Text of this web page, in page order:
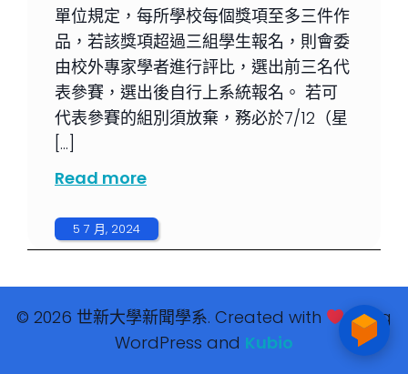
單位規定，每所學校每個獎項至多三件作
品，若該獎項超過三組學生報名，則會委
由校外專家學者進行評比，選出前三名代
表參賽，選出後自行上系統報名。 若可
代表參賽的組別須放棄，務必於7/12（星
[…]
Read more
5 7 月, 2024
© 2026 世新大學新聞學系. Created with
using
WordPress and Kubio